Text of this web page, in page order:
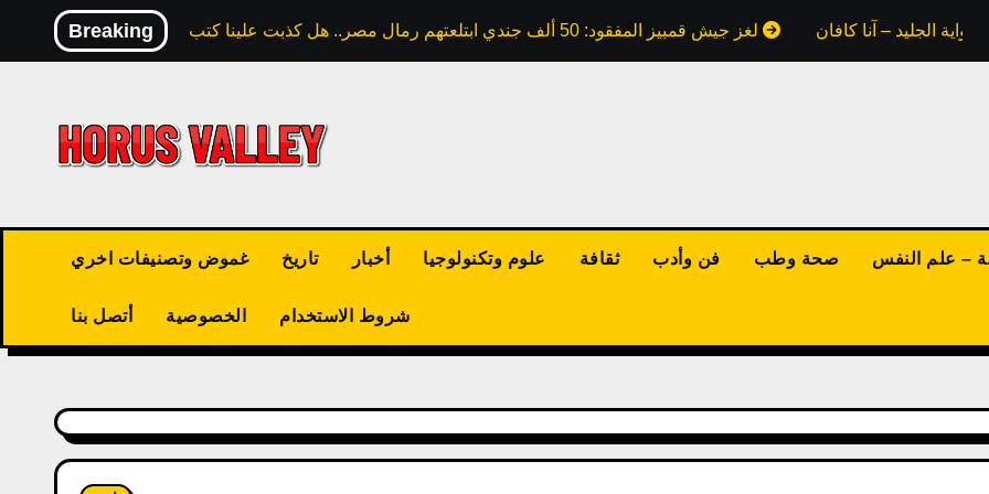
Breaking الجليد – آنا كافان لغز جيش قمبيز المفقود: 50 ألف جندي ابتلعتهم رمال مصر.. هل كذبت علينا كتب التاريخ؟
غموض وتصنيفات اخري تاريخ أخبار علوم وتكنولوجيا ثقافة فن وأدب صحة وطب – علم النفس
أتصل بنا الخصوصية شروط الاستخدام